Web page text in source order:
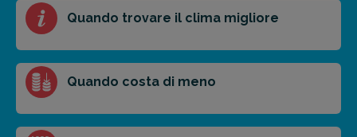
Riassunto dell'articolo
Scegli il formato del riassunto
Breve Medio Punti chiave
Quando trovare il clima migliore
Quando costa di meno